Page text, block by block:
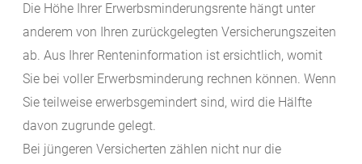
Die Höhe Ihrer Erwerbsminderungsrente hängt unter
anderem von Ihren zurückgelegten Versicherungszeiten
ab. Aus Ihrer Renteninformation ist ersichtlich, womit
Sie bei voller Erwerbsminderung rechnen können. Wenn
Sie teilweise erwerbsgemindert sind, wird die Hälfte
davon zugrunde gelegt.
Bei jüngeren Versicherten zählen nicht nur die